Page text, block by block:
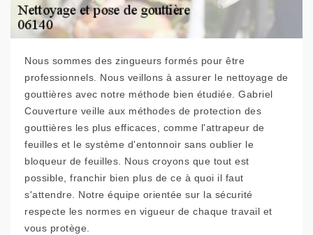
Nous sommes des zingueurs formés pour être
professionnels. Nous veillons à assurer le nettoyage de
gouttières avec notre méthode bien étudiée. Gabriel
Couverture veille aux méthodes de protection des
gouttières les plus efficaces, comme l'attrapeur de
feuilles et le système d'entonnoir sans oublier le
bloqueur de feuilles. Nous croyons que tout est
possible, franchir bien plus de ce à quoi il faut
s'attendre. Notre équipe orientée sur la sécurité
respecte les normes en vigueur de chaque travail et
vous protège.